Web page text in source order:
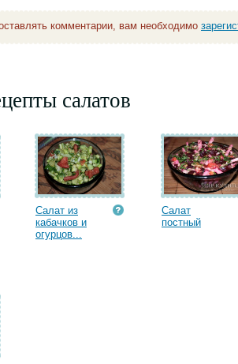
комментарии, вам необходимо
салатов
Салат из
кабачков и
огурцов...
Салат
постный